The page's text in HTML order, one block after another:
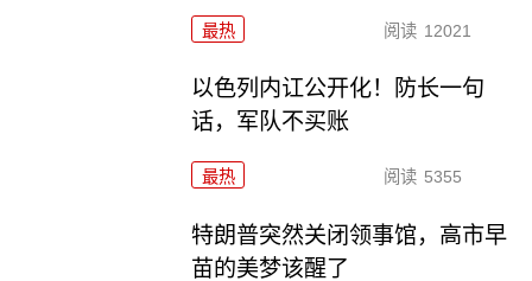
最热 阅读 12021
以色列内讧公开化！防长一句
话，军队不买账
最热 阅读 5355
特朗普突然关闭领事馆，高市早
苗的美梦该醒了